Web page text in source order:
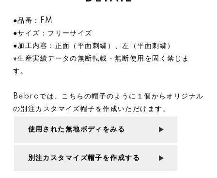
●品番：FM
●サイズ：フリーサイズ
●加工内容：正面（平面刺繍）、左（平面刺繍）
※生産実績データの無断転載・無断使用を固く禁じま
す。
Bebroでは、こちらの帽子のように１個からオリジナル
の別注カスタマイズ帽子を作成いただけます。
使用された無地ボディをみる
別注カスタマイズ帽子を作成する